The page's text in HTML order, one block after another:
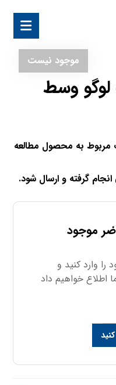
موجود نیست
وسط
مربوط به محصول مطالعه
گرفته و ارسال شود.
موجود
را وارد کنید و
اطلاع خواهیم داد